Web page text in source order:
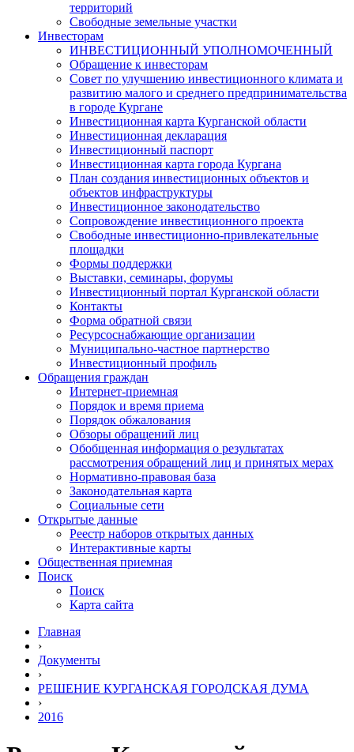
территорий
Свободные земельные участки
Инвесторам
ИНВЕСТИЦИОННЫЙ УПОЛНОМОЧЕННЫЙ
Обращение к инвесторам
Совет по улучшению инвестиционного климата и
развитию малого и среднего предпринимательства
в городе Кургане
Инвестиционная карта Курганской области
Инвестиционная декларация
Инвестиционный паспорт
Инвестиционная карта города Кургана
План создания инвестиционных объектов и
объектов инфраструктуры
Инвестиционное законодательство
Сопровождение инвестиционного проекта
Свободные инвестиционно-привлекательные
площадки
Формы поддержки
Выставки, семинары, форумы
Инвестиционный портал Курганской области
Контакты
Форма обратной связи
Ресурсоснабжающие организации
Муниципально-частное партнерство
Инвестиционный профиль
Обращения граждан
Интернет-приемная
Порядок и время приема
Порядок обжалования
Обзоры обращений лиц
Обобщенная информация о результатах
рассмотрения обращений лиц и принятых мерах
Нормативно-правовая база
Законодательная карта
Социальные сети
Открытые данные
Реестр наборов открытых данных
Интерактивные карты
Общественная приемная
Поиск
Поиск
Карта сайта
Главная
›
Документы
›
РЕШЕНИЕ КУРГАНСКАЯ ГОРОДСКАЯ ДУМА
›
2016